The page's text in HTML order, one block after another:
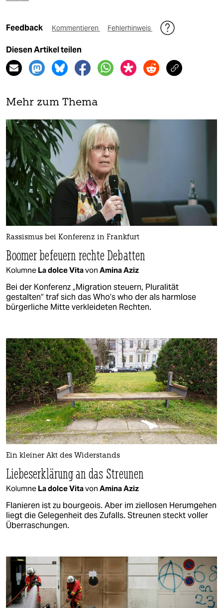
Feedback Kommentieren Fehlerhinweis
Diesen Artikel teilen
Mehr zum Thema
Rassismus bei Konferenz in Frankfurt
Boomer befeuern rechte Debatten
Kolumne La dolce Vitavon Amina Aziz
Bei der Konferenz „Migration steuern, Pluralität
gestalten“ traf sich das Who’s who der als harmlose
bürgerliche Mitte verkleideten Rechten.
Ein kleiner Akt des Widerstands
Liebeserklärung an das Streunen
Kolumne La dolce Vitavon Amina Aziz
Flanieren ist zu bourgeois. Aber im ziellosen Herumgehen
liegt die Gelegenheit des Zufalls. Streunen steckt voller
Überraschungen.